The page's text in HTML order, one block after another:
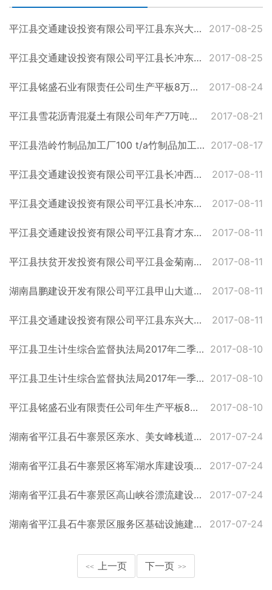
平江县交通建设投资有限公司平江县东兴大道延伸线道路新建工程拟批复公示 2017-08-25
平江县交通建设投资有限公司平江县长冲东路新建道路工程项目拟批复公示 2017-08-25
平江县铭盛石业有限责任公司生产平板8万平方米、路沿石5万米建设项目拟批复公示 2017-08-24
平江县雪花沥青混凝土有限公司年产7万吨沥青砼建设项目拟批复公示 2017-08-21
平江县浩岭竹制品加工厂100 t/a竹制品加工建设项目受理公示 2017-08-17
平江县交通建设投资有限公司平江县长冲西路道路工程建设项目受理公示 2017-08-11
平江县交通建设投资有限公司平江县长冲东路新建道路工程项目受理公示 2017-08-11
平江县交通建设投资有限公司平江县育才东路新建道路工程项目受理公示 2017-08-11
平江县扶贫开发投资有限公司平江县金菊南路等路网建设工程项目受理公示 2017-08-11
湖南昌鹏建设开发有限公司平江县甲山大道西延伸线项目受理公示 2017-08-11
平江县交通建设投资有限公司平江县东兴大道延伸线道路新建工程受理公示 2017-08-11
平江县卫生计生综合监督执法局2017年二季度行政处罚案件公示 2017-08-10
平江县卫生计生综合监督执法局2017年一季度行政处罚案件公示 2017-08-10
平江县铭盛石业有限责任公司年生产平板8万平方米、路沿石5万米建设项目受理公示 2017-08-10
湖南省平江县石牛寨景区亲水、美女峰栈道建设项目拟批复公示 2017-07-24
湖南省平江县石牛寨景区将军湖水库建设项目拟批复公示 2017-07-24
湖南省平江县石牛寨景区高山峡谷漂流建设项目拟批复公示 2017-07-24
湖南省平江县石牛寨景区服务区基础设施建设项目拟批复公示 2017-07-24
<< 上一页 下一页 >>